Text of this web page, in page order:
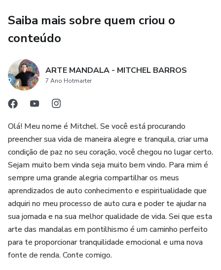
4. Divirta-se e relaxe: pintar mandalas é uma atividade
relaxante e terapêutica, que ajuda a aliviar o estresse e a
ansiedade. Com este curso, você poderá se divertir e
relaxar enquanto cria peças únicas e originais.
Saiba mais sobre quem criou o
conteúdo
ARTE MANDALA - MITCHEL BARROS
7 Ano Hotmarter
Olá! Meu nome é Mitchel. Se você está procurando
preencher sua vida de maneira alegre e tranquila, criar uma
condição de paz no seu coração, você chegou no lugar certo.
Sejam muito bem vinda seja muito bem vindo. Para mim é
sempre uma grande alegria compartilhar os meus
aprendizados de auto conhecimento e espiritualidade que
adquiri no meu processo de auto cura e poder te ajudar na
sua jornada e na sua melhor qualidade de vida. Sei que esta
arte das mandalas em pontilhismo é um caminho perfeito
para te proporcionar tranquilidade emocional e uma nova
fonte de renda. Conte comigo.